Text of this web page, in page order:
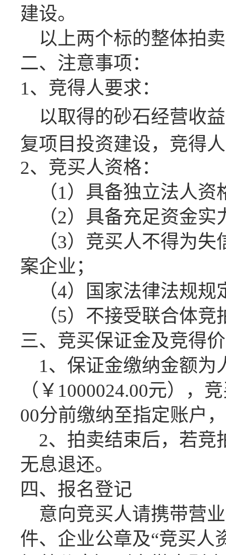
建设。
以上两个标的整体拍
二、注意事项：
1、竞得人要求：
以取得的砂石经营收
复项目投资建设，竞得
2、竞买人资格：
（1）具备独立法人资
（2）具备充足资金实
（3）竞买人不得为失
案企业；
（4）国家法律法规规
（5）不接受联合体竞
三、竞买保证金及竞得
1、保证金缴纳金额为
（￥1000024.00元），
00分前缴纳至指定账户
2、拍卖结束后，若竞
无息退还。
四、报名登记
意向竞买人请携带营
件、企业公章及“竞买人